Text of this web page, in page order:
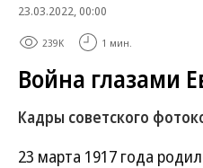
23.03.2022, 00:00
239K 1 мин.
Война глазами
Кадры советского
23 марта 1917 года